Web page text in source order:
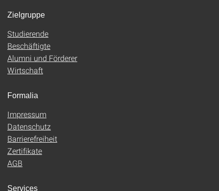
Zielgruppe
Studierende
Beschäftigte
Alumni und Förderer
Wirtschaft
Formalia
Impressum
Datenschutz
Barrierefreiheit
Zertifikate
AGB
Services